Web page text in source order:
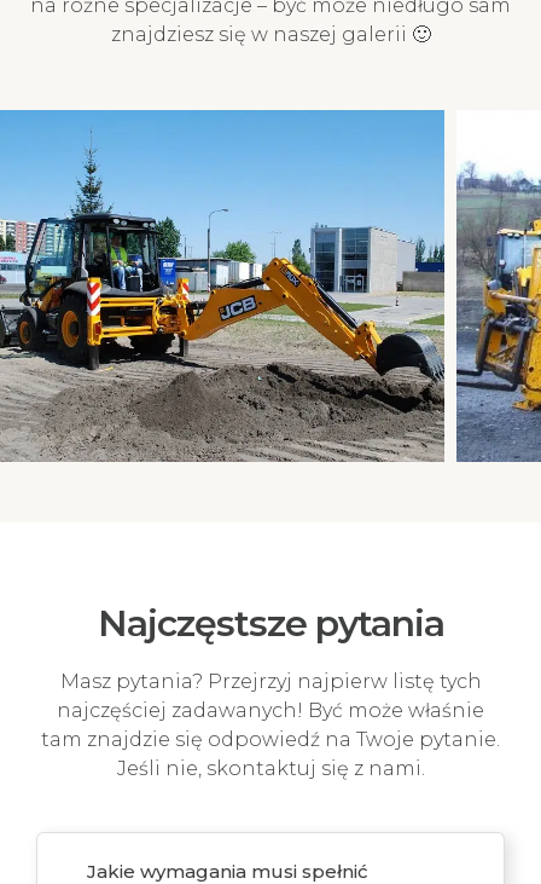
na różne specjalizacje – być może niedługo sam
znajdziesz się w naszej galerii 🙂
Najczęstsze pytania
Masz pytania? Przejrzyj najpierw listę tych
najczęściej zadawanych! Być może właśnie
tam znajdzie się odpowiedź na Twoje pytanie.
Jeśli nie, skontaktuj się z nami.
Jakie wymagania musi spełnić